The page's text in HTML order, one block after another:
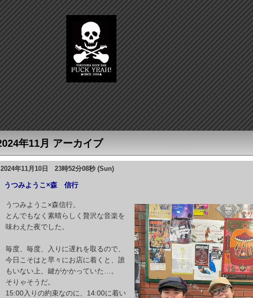
年11月 アーカイブ
2024年11月10日 23時52分08秒 (Sun)
うつみようこ×森 信行
うつみようこ×森信行。
とんでもなく素晴らしく贅沢な音楽を
味わえた夜でした。
毎度、毎度、入りに遅れを取るので、
今日こそはと早々にお店に着くと、誰
もいない上、鍵がかかっていた…。
そりゃそうだ。
15:00入りの約束なのに、14:00に着い